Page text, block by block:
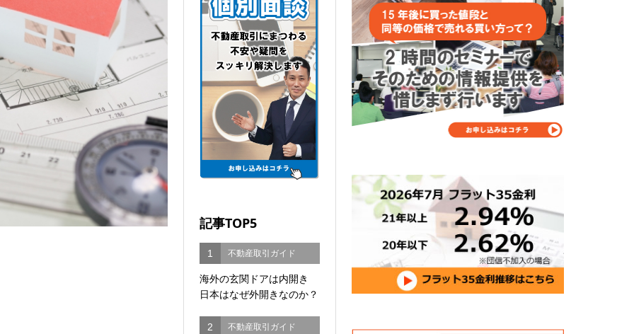
記事TOP5
1 不動産取引ガイド
海外の玄関ドアは内開き
日本はなぜ外開きなのか？
2 不動産取引ガイド